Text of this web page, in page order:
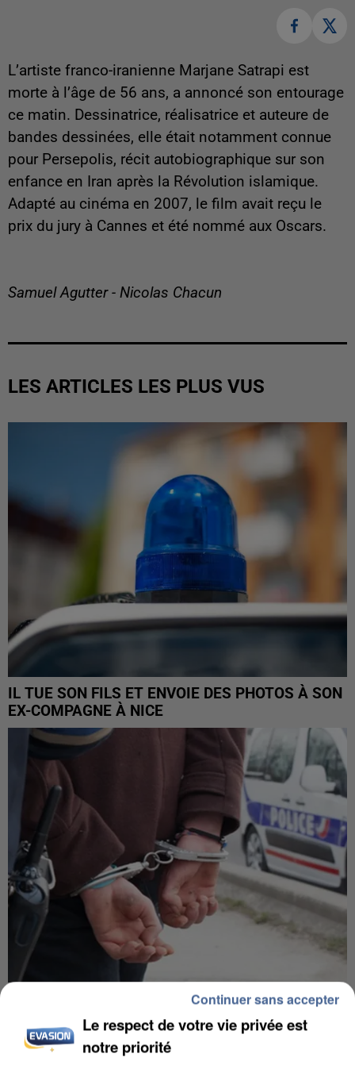
L’artiste franco-iranienne Marjane Satrapi est
morte à l’âge de 56 ans, a annoncé son entourage
ce matin. Dessinatrice, réalisatrice et auteure de
bandes dessinées, elle était notamment connue
pour Persepolis, récit autobiographique sur son
enfance en Iran après la Révolution islamique.
Adapté au cinéma en 2007, le film avait reçu le
prix du jury à Cannes et été nommé aux Oscars.
Samuel Agutter - Nicolas Chacun
LES ARTICLES LES PLUS VUS
IL TUE SON FILS ET ENVOIE DES PHOTOS À SON
EX-COMPAGNE À NICE
L’UN DES FONDATEURS SUPPOSÉS DE LA DZ
MAFIA INTERPELLÉ EN ALGÉRIE
Le respect de votre vie privée est
notre priorité
Continuer sans accepter